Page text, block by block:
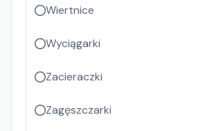
Wiertnice
Wyciągarki
Zacieraczki
Zagęszczarki